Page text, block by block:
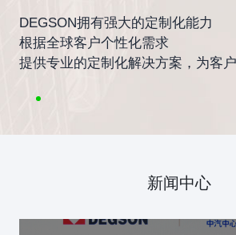
DEGSON拥有强大的定制化能力
根据全球客户个性化需求
提供专业的定制化解决方案，为客
新闻中心